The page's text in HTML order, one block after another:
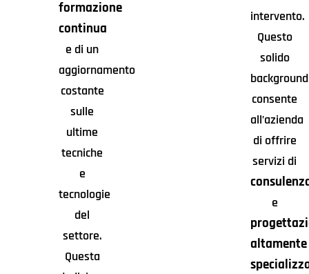
formazione
continua
e di un
aggiornamento
costante
sulle
ultime
tecniche
e
tecnologie
del
settore.
Questa
intervento.
Questo
solido
background
consente
all’azienda
di offrire
servizi di
e
altamente